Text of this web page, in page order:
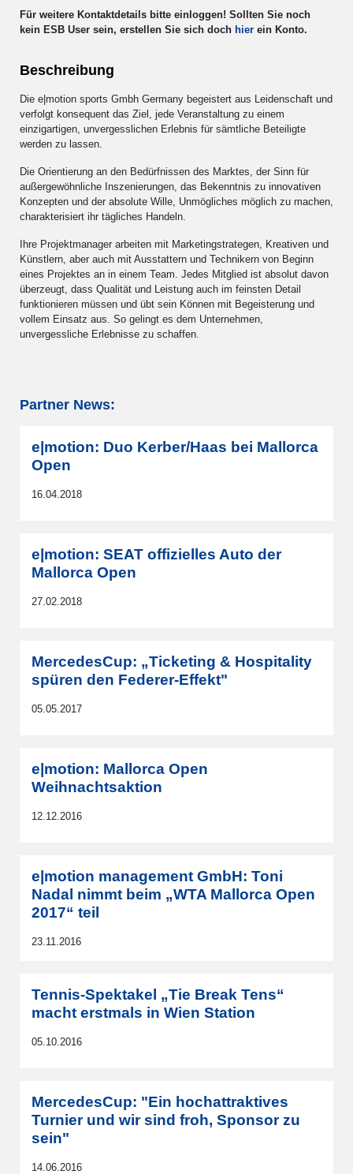
Für weitere Kontaktdetails bitte einloggen! Sollten Sie noch
kein ESB User sein, erstellen Sie sich doch hier ein Konto.
Beschreibung
Die e|motion sports Gmbh Germany begeistert aus Leidenschaft und
verfolgt konsequent das Ziel, jede Veranstaltung zu einem
einzigartigen, unvergesslichen Erlebnis für sämtliche Beteiligte
werden zu lassen.
Die Orientierung an den Bedürfnissen des Marktes, der Sinn für
außergewöhnliche Inszenierungen, das Bekenntnis zu innovativen
Konzepten und der absolute Wille, Unmögliches möglich zu machen,
charakterisiert ihr tägliches Handeln.
Ihre Projektmanager arbeiten mit Marketingstrategen, Kreativen und
Künstlern, aber auch mit Ausstattern und Technikern von Beginn
eines Projektes an in einem Team. Jedes Mitglied ist absolut davon
überzeugt, dass Qualität und Leistung auch im feinsten Detail
funktionieren müssen und übt sein Können mit Begeisterung und
vollem Einsatz aus. So gelingt es dem Unternehmen,
unvergessliche Erlebnisse zu schaffen.
Partner News:
e|motion: Duo Kerber/Haas bei Mallorca
Open
16.04.2018
e|motion: SEAT offizielles Auto der
Mallorca Open
27.02.2018
MercedesCup: „Ticketing & Hospitality
spüren den Federer-Effekt"
05.05.2017
e|motion: Mallorca Open
Weihnachtsaktion
12.12.2016
e|motion management GmbH: Toni
Nadal nimmt beim „WTA Mallorca Open
2017“ teil
23.11.2016
Tennis-Spektakel „Tie Break Tens“
macht erstmals in Wien Station
05.10.2016
MercedesCup: "Ein hochattraktives
Turnier und wir sind froh, Sponsor zu
sein"
14.06.2016